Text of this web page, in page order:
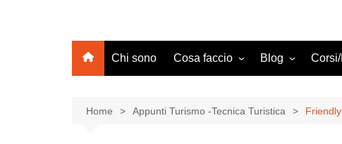
Chi sono Cosa faccio
Web Marketing Turistico:
Blog
Home Appunti Turismo -Tecnica Turistica